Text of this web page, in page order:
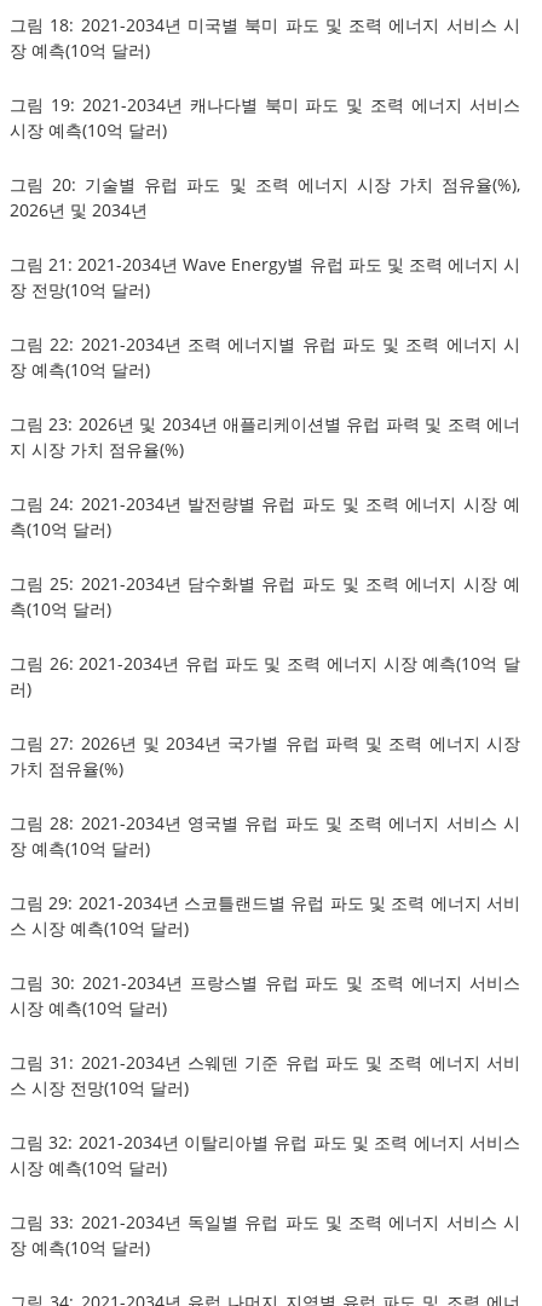
그림 18: 2021-2034년 미국별 북미 파도 및 조력 에너지 서비스 시
장 예측(10억 달러)
그림 19: 2021-2034년 캐나다별 북미 파도 및 조력 에너지 서비스
시장 예측(10억 달러)
그림 20: 기술별 유럽 파도 및 조력 에너지 시장 가치 점유율(%),
2026년 및 2034년
그림 21: 2021-2034년 Wave Energy별 유럽 파도 및 조력 에너지 시
장 전망(10억 달러)
그림 22: 2021-2034년 조력 에너지별 유럽 파도 및 조력 에너지 시
장 예측(10억 달러)
그림 23: 2026년 및 2034년 애플리케이션별 유럽 파력 및 조력 에너
지 시장 가치 점유율(%)
그림 24: 2021-2034년 발전량별 유럽 파도 및 조력 에너지 시장 예
측(10억 달러)
그림 25: 2021-2034년 담수화별 유럽 파도 및 조력 에너지 시장 예
측(10억 달러)
그림 26: 2021-2034년 유럽 파도 및 조력 에너지 시장 예측(10억 달
러)
그림 27: 2026년 및 2034년 국가별 유럽 파력 및 조력 에너지 시장
가치 점유율(%)
그림 28: 2021-2034년 영국별 유럽 파도 및 조력 에너지 서비스 시
장 예측(10억 달러)
그림 29: 2021-2034년 스코틀랜드별 유럽 파도 및 조력 에너지 서비
스 시장 예측(10억 달러)
그림 30: 2021-2034년 프랑스별 유럽 파도 및 조력 에너지 서비스
시장 예측(10억 달러)
그림 31: 2021-2034년 스웨덴 기준 유럽 파도 및 조력 에너지 서비
스 시장 전망(10억 달러)
그림 32: 2021-2034년 이탈리아별 유럽 파도 및 조력 에너지 서비스
시장 예측(10억 달러)
그림 33: 2021-2034년 독일별 유럽 파도 및 조력 에너지 서비스 시
장 예측(10억 달러)